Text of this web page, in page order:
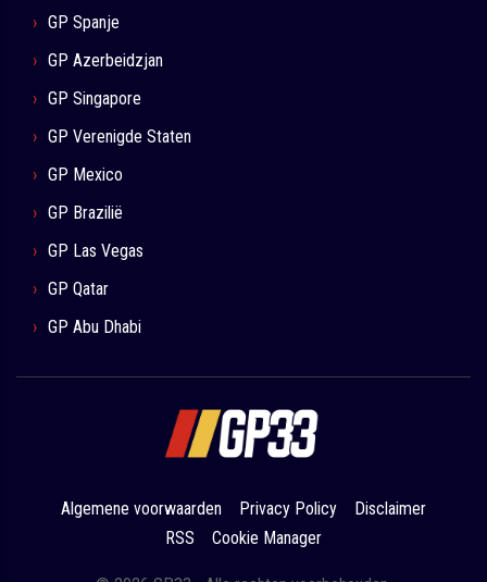
GP Spanje
GP Azerbeidzjan
GP Singapore
GP Verenigde Staten
GP Mexico
GP Brazilië
GP Las Vegas
GP Qatar
GP Abu Dhabi
Algemene voorwaarden Privacy Policy
Disclaimer
RSS
Cookie Manager